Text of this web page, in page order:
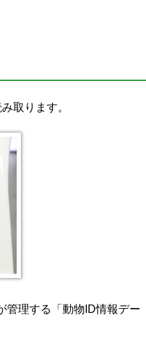
取ります。
管理する「動物ID情報デー